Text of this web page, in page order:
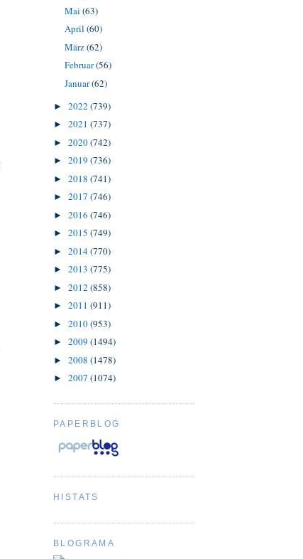
Mai (63)
April (60)
März(62)
Februar(56)
Januar(62)
► 2022 (739)
► 2021 (737)
► 2020(742)
► 2019 (736)
► 2018 (741)
► 2017 (746)
► 2016 (746)
► 2015 (749)
► 2014(770)
► 2013 (775)
► 2012 (858)
► 2011 (911)
► 2010(953)
► 2009 (1494)
► 2008 (1478)
► 2007 (1074)
PAPERBLOG
HISTATS
BLOGRAMA